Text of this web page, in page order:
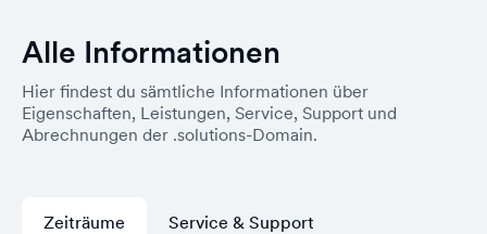
Alle Informationen
Hier findest du sämtliche Informationen über
Eigenschaften, Leistungen, Service, Support und
Abrechnungen der .solutions-Domain.
Zeiträume Service & Support